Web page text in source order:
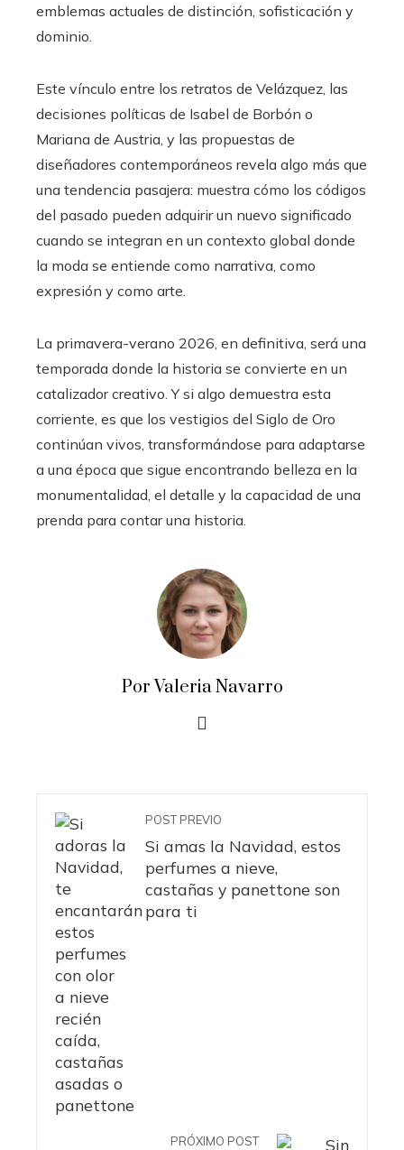
emblemas actuales de distinción, sofisticación y
dominio.
Este vínculo entre los retratos de Velázquez, las
decisiones políticas de Isabel de Borbón o
Mariana de Austria, y las propuestas de
diseñadores contemporáneos revela algo más que
una tendencia pasajera: muestra cómo los códigos
del pasado pueden adquirir un nuevo significado
cuando se integran en un contexto global donde
la moda se entiende como narrativa, como
expresión y como arte.
La primavera-verano 2026, en definitiva, será una
temporada donde la historia se convierte en un
catalizador creativo. Y si algo demuestra esta
corriente, es que los vestigios del Siglo de Oro
continúan vivos, transformándose para adaptarse
a una época que sigue encontrando belleza en la
monumentalidad, el detalle y la capacidad de una
prenda para contar una historia.
Por Valeria Navarro
POST PREVIO
Si amas la Navidad, estos
perfumes a nieve,
castañas y panettone son
para ti
PRÓXIMO POST